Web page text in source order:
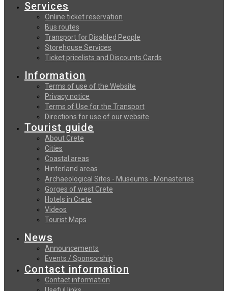
Services
Online ticket reservation
Bus routes
Transport for Disabled People
Storehouse Services
Ticket pricelists and Discounts Cards
Information
Terms of use of the Website
Privacy notice
Terms of Use for the Transport
Directions for use of our website
Tourist guide
About Crete
Cities
Coastal areas
Hinterland areas
Archaeological Sites - Museums - Monasteries
Gorges of west Crete
Hotels in Crete
Videos
Tourist Maps
News
Announcements
Events / Sponsorship
Contact information
Contact information